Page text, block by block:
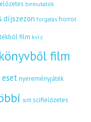
bemutatók
díjszezon forgatás horror
film kvíz
könyvből film
nyereményjáték
scifi scifielőzetes